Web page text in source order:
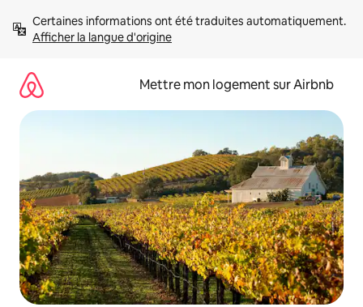
directement
Afficher la langue d'origine
Mettre mon logement sur Airbnb